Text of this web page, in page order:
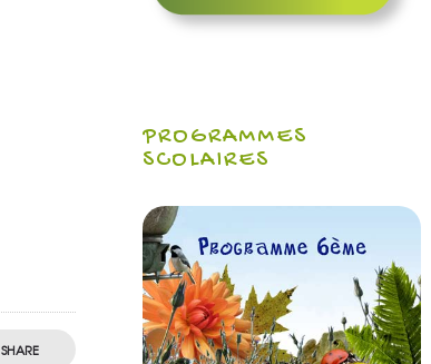
SHARE
PROGRAMMES
SCOLAIRES